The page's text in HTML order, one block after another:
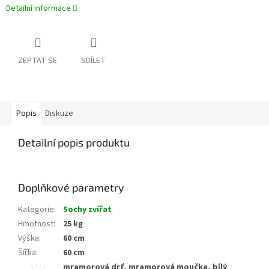
Detailní informace
ZEPTAT SE SDÍLET
Popis Diskuze
Detailní popis produktu
Doplňkové parametry
Kategorie:
Sochy zvířat
Hmotnost:
25 kg
Výška:
60 cm
Šířka:
60 cm